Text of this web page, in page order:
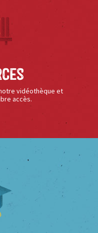
vidéothèque et
accès.